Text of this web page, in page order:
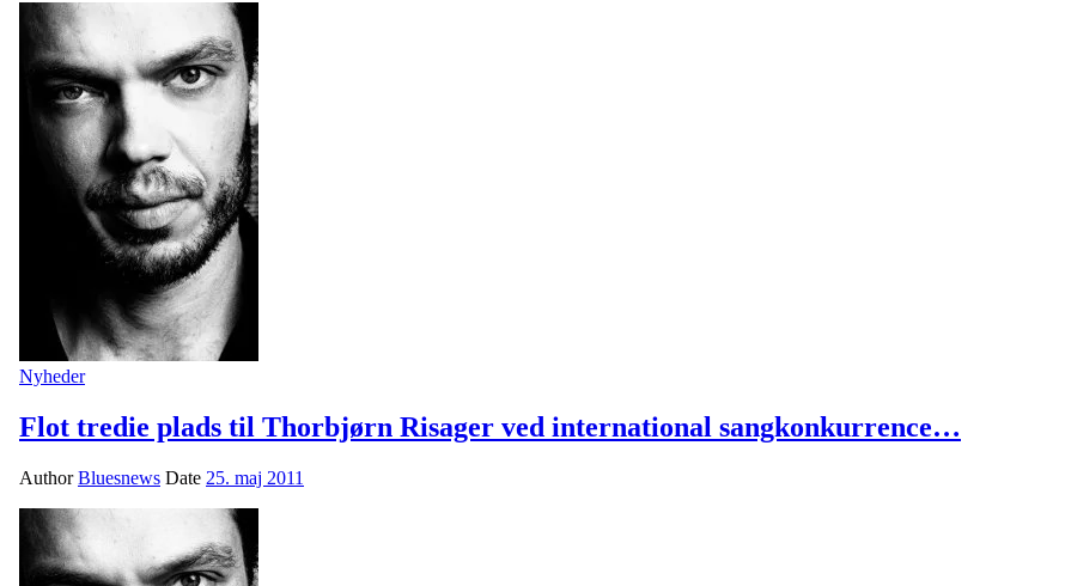
Nyheder
Flot tredie plads til Thorbjørn Risager ved international sangkonkurrence…
AuthorBluesnews Date 25. maj 2011